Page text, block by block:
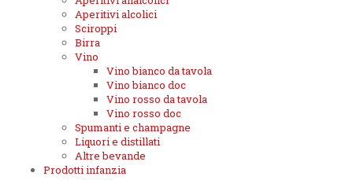
Aperitivi alcolici
Sciroppi
Birra
Vino
Vino bianco da tavola
Vino bianco doc
Vino rosso da tavola
Vino rosso doc
Spumanti e champagne
Liquori e distillati
Altre bevande
Prodotti infanzia